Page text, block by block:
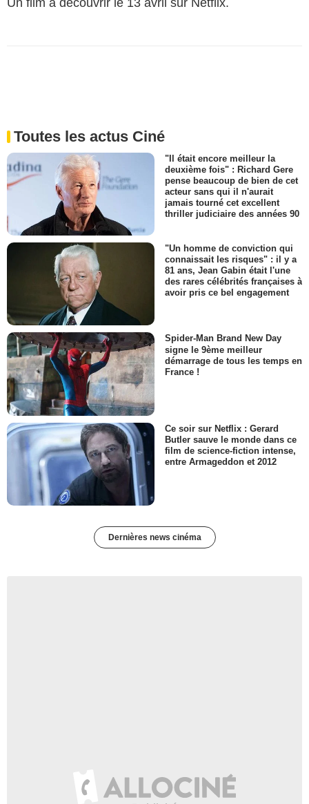
Toutes les actus Ciné
"Il était encore meilleur la
deuxième fois" : Richard Gere
pense beaucoup de bien de cet
acteur sans qui il n'aurait
jamais tourné cet excellent
thriller judiciaire des années 90
"Un homme de conviction qui
connaissait les risques" : il y a
81 ans, Jean Gabin était l'une
des rares célébrités françaises à
avoir pris ce bel engagement
Spider-Man Brand New Day
signe le 9ème meilleur
démarrage de tous les temps en
France !
Ce soir sur Netflix : Gerard
Butler sauve le monde dans ce
film de science-fiction intense,
entre Armageddon et 2012
Dernières news cinéma